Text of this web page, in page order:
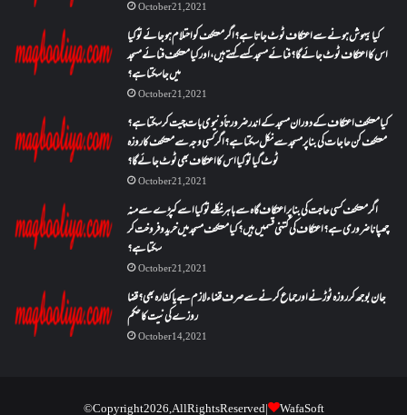
October 21, 2021
کیا بیہوش ہونے سے اعتکاف ٹوٹ جاتا ہے؟ اگر معتکف کو احتلام ہو جائے تو کیا
اس کا اعتکاف ٹوٹ جائے گا؟فنائے مسجد کسے کہتے ہیں ، اور کیا معتکف فنائے مسجد
میں جا سکتا ہے؟
October 21, 2021
کیا معتکف اعتکاف کے دوران مسجد کے اندر ضرورتاً دنیوی بات چیت کر سکتا ہے؟
معتکف کن حاجات کی بنا پر مسجد سے نکل سکتا ہے؟ اگر کسی وجہ سے معتکف کا روزہ
ٹوٹ گیا تو کیا اس کا اعتکاف بھی ٹوٹ جائے گا؟
October 21, 2021
اگر معتکف کسی حاجت کی بنا پر اعتکاف گاہ سے باہر نکلے تو کیا اسے کپڑے سے منہ
چھپانا ضروری ہے؟اعتکاف کی کتنی قسمیں ہیں؟کیا معتکف مسجد میں خرید و فروخت کر
سکتا ہے؟
October 21, 2021
جان بوجھ کر روزہ ٹوڑنے اور جماع کرنے سے صرف قضاء لازم ہے یا کفارہ بھی؟ قضا
روزے کی نیت کا حکم
October 14, 2021
© Copyright 2026, All Rights Reserved | WafaSoft